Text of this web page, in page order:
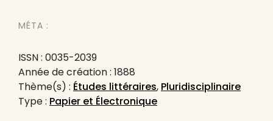
MÉTA :
ISSN : 0035-2039
Année de création : 1888
Thème(s) : Études littéraires, Pluridisciplinaire
Type : Papier et Électronique